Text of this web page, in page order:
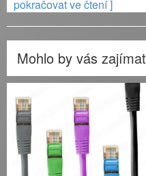
pokračovat ve čtení ]
Mohlo by vás zajímat